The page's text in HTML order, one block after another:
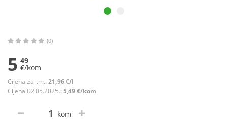
(0)
5 49
€/kom
Cijena za j.m.: 21,96 €/l
Cijena 02.05.2025.: 5,49 €/kom
kom